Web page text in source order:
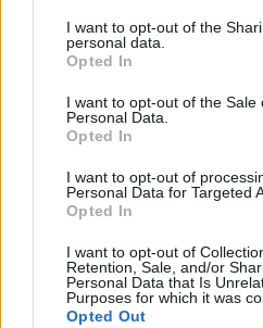
disclose it to other third parties.
Please note that this website/
services and may gather and
not limited to your visit or usage
grant or deny consent to Google
consent section.
I want to opt-out of the
personal data.
Opted In
I want to opt-out of the Sale
Personal Data.
Opted In
I want to opt-out of
Personal Data for Targeted
Opted In
I want to opt-out of
Retention, Sale, and/or
Personal Data that Is
Purposes for which it was
Opted Out